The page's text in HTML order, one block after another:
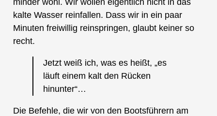
kalte Wasser reinfallen. Dass wir in ein paar
Minuten freiwillig reinspringen, glaubt keiner so
recht.
Jetzt weiß ich, was es heißt, „es
läuft einem kalt den Rücken
hinunter“…
Die Befehle, die wir von den Bootsführern am